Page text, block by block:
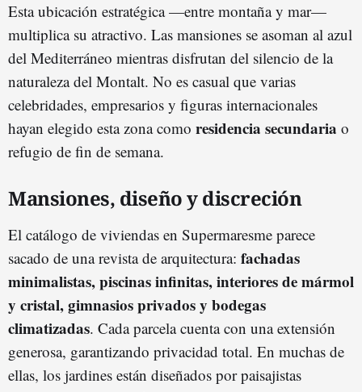
Esta ubicación estratégica —entre montaña y mar—
multiplica su atractivo. Las mansiones se asoman al azul
del Mediterráneo mientras disfrutan del silencio de la
naturaleza del Montalt. No es casual que varias
celebridades, empresarios y figuras internacionales
hayan elegido esta zona como residencia secundaria o
refugio de fin de semana.
Mansiones, diseño y discreción
El catálogo de viviendas en Supermaresme parece
sacado de una revista de arquitectura: fachadas
minimalistas, piscinas infinitas, interiores de mármol
y cristal, gimnasios privados y bodegas
climatizadas. Cada parcela cuenta con una extensión
generosa, garantizando privacidad total. En muchas de
ellas, los jardines están diseñados por paisajistas